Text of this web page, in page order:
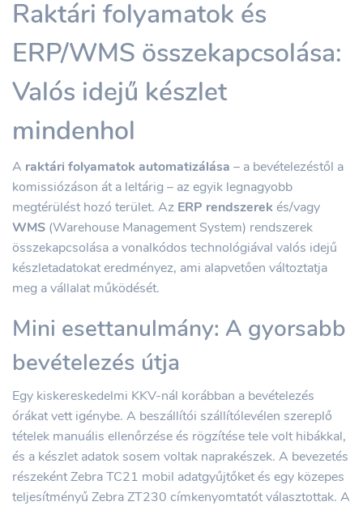
Raktári folyamatok és
ERP/WMS összekapcsolása:
Valós idejű készlet
mindenhol
A raktári folyamatok automatizálása – a bevételezéstől a
komissiózáson át a leltárig – az egyik legnagyobb
megtérülést hozó terület. Az ERP rendszerek és/vagy
WMS (Warehouse Management System) rendszerek
összekapcsolása a vonalkódos technológiával valós idejű
készletadatokat eredményez, ami alapvetően változtatja
meg a vállalat működését.
Mini esettanulmány: A gyorsabb
bevételezés útja
Egy kiskereskedelmi KKV-nál korábban a bevételezés
órákat vett igénybe. A beszállítói szállítólevélen szereplő
tételek manuális ellenőrzése és rögzítése tele volt hibákkal,
és a készlet adatok sosem voltak naprakészek. A bevezetés
részeként Zebra TC21 mobil adatgyűjtőket és egy közepes
teljesítményű Zebra ZT230 címkenyomtatót választottak. A